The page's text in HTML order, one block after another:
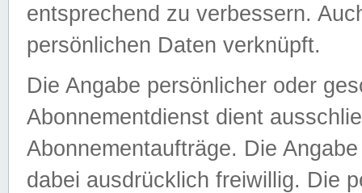
entsprechend zu verbessern.
persönlichen Daten verknüpft.
Die Angabe persönlicher oder
Abonnementdienst dient
Abonnementaufträge. Die
dabei ausdrücklich freiwillig. Die